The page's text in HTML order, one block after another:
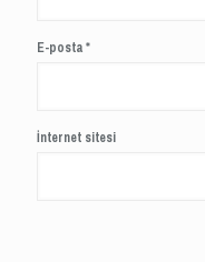
E-posta*
İnternet sitesi